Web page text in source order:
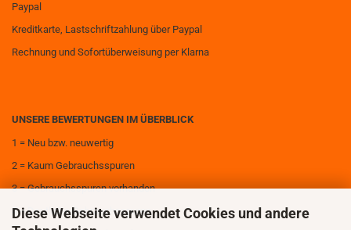
Diese Webseite verwendet Cookies und andere
Paypal
Kreditkarte, Lastschriftzahlung über Paypal
Rechnung und Sofortüberweisung per Klarna
UNSERE BEWERTUNGEN IM ÜBERBLICK
1 = Neu bzw. neuwertig
2 = Kaum Gebrauchsspuren
3 = Gebrauchsspuren vorhanden
4 = Deutliche Gebrauchsspuren